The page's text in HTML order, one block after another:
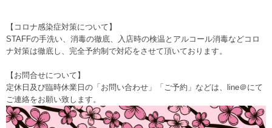
【コロナ感染症対策について】
STAFFの手洗い、消毒の徹底、入店時の検温とアルコール消毒などコロ
ナ対策は徹底し、完全予約制で対応をさせて頂いております。
【お問合せについて】
定休日及び臨時休業日の「お問い合わせ」「ご予約」などは、line＠にて
ご連絡をお願い致します。